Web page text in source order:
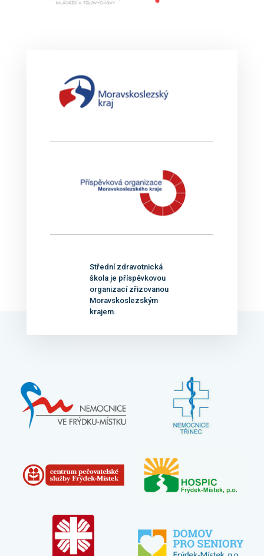
Střední zdravotnická
škola je příspěvkovou
organizací zřizovanou
Moravskoslezským
krajem.